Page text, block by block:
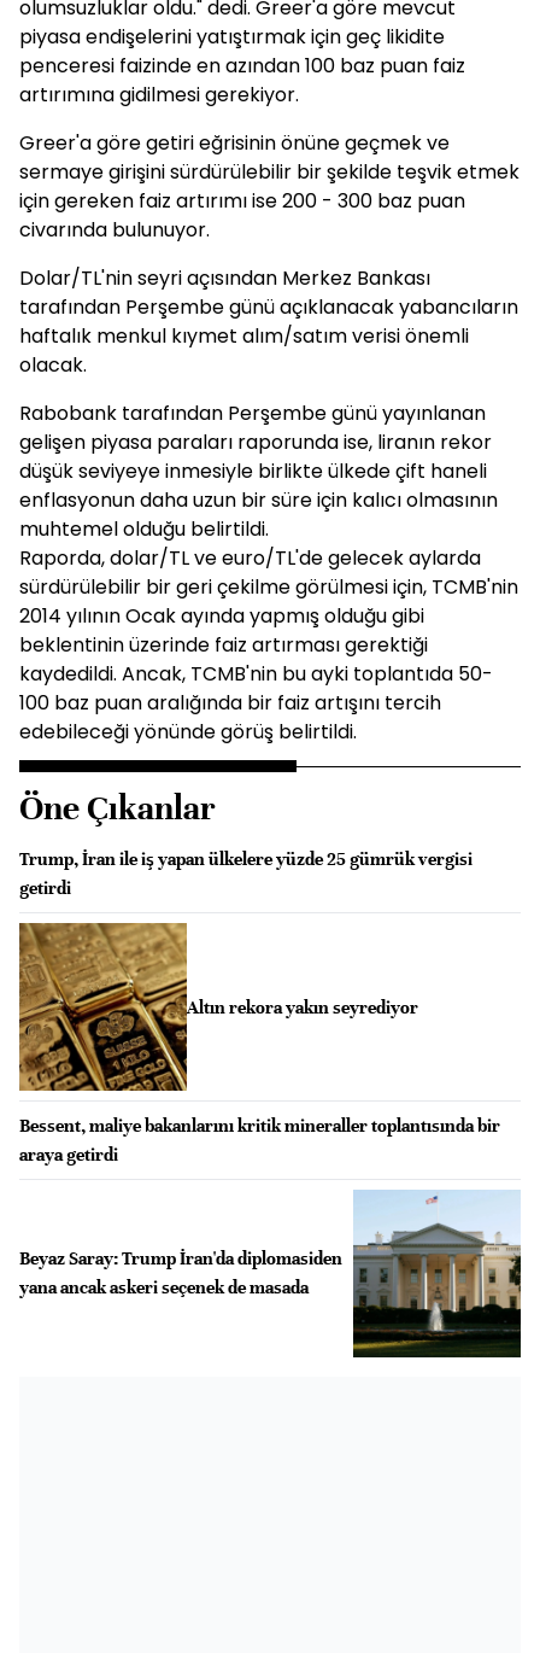
olumsuzluklar oldu." dedi. Greer'a göre mevcut
piyasa endişelerini yatıştırmak için geç likidite
penceresi faizinde en azından 100 baz puan faiz
artırımına gidilmesi gerekiyor.
Greer'a göre getiri eğrisinin önüne geçmek ve
sermaye girişini sürdürülebilir bir şekilde teşvik etmek
için gereken faiz artırımı ise 200 - 300 baz puan
civarında bulunuyor.
Dolar/TL'nin seyri açısından Merkez Bankası
tarafından Perşembe günü açıklanacak yabancıların
haftalık menkul kıymet alım/satım verisi önemli
olacak.
Rabobank tarafından Perşembe günü yayınlanan
gelişen piyasa paraları raporunda ise, liranın rekor
düşük seviyeye inmesiyle birlikte ülkede çift haneli
enflasyonun daha uzun bir süre için kalıcı olmasının
muhtemel olduğu belirtildi.
Raporda, dolar/TL ve euro/TL'de gelecek aylarda
sürdürülebilir bir geri çekilme görülmesi için, TCMB'nin
2014 yılının Ocak ayında yapmış olduğu gibi
beklentinin üzerinde faiz artırması gerektiği
kaydedildi. Ancak, TCMB'nin bu ayki toplantıda 50-
100 baz puan aralığında bir faiz artışını tercih
edebileceği yönünde görüş belirtildi.
Öne Çıkanlar
Trump, İran ile iş yapan ülkelere yüzde 25 gümrük vergisi
getirdi
Altın rekora yakın seyrediyor
Bessent, maliye bakanlarını kritik mineraller toplantısında bir
araya getirdi
Beyaz Saray: Trump İran'da diplomasiden
yana ancak askeri seçenek de masada